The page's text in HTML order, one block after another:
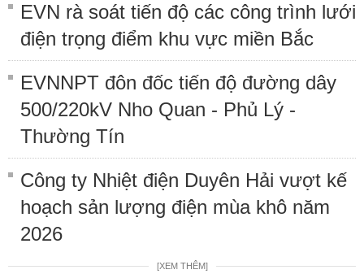
EVN rà soát tiến độ các công trình lưới
điện trọng điểm khu vực miền Bắc
EVNNPT đôn đốc tiến độ đường dây
500/220kV Nho Quan - Phủ Lý -
Thường Tín
Công ty Nhiệt điện Duyên Hải vượt kế
hoạch sản lượng điện mùa khô năm
2026
[XEM THÊM]